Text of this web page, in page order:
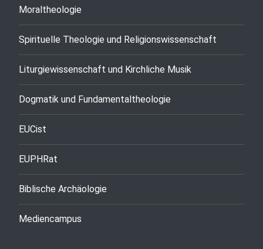
Moraltheologie
Spirituelle Theologie und Religionswissenschaft
Liturgiewissenschaft und Kirchliche Musik
Dogmatik und Fundamentaltheologie
EUCist
EUPHRat
Biblische Archäologie
Mediencampus